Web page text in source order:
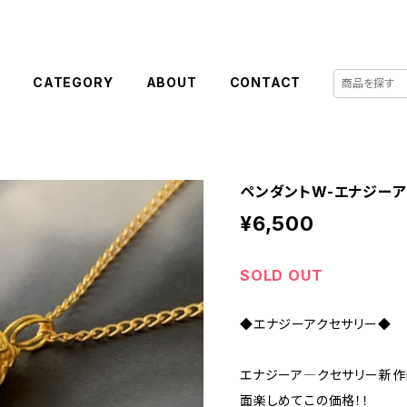
CATEGORY ABOUT CONTACT
ペンダントW-エナジー
¥6,500
SOLD OUT
◆エナジーアクセサリー◆
エナジーア―クセサリー新
面楽しめてこの価格！！